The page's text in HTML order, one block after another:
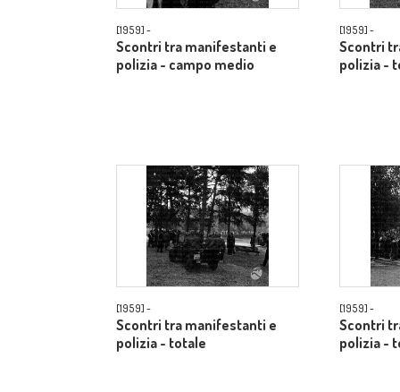
[1959] -
Scontri tra manifestanti e
polizia - campo medio
[1959] -
Scontri
polizia -
[1959] -
Scontri tra manifestanti e
polizia - totale
[1959] -
Scontri
polizia -